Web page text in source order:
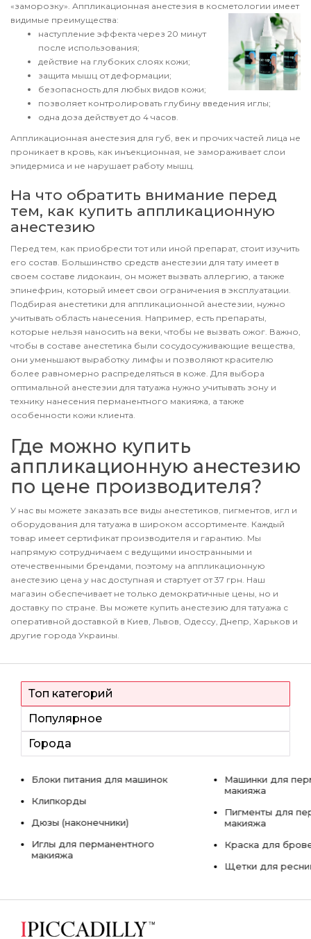
«заморозку». Аппликационная анестезия в косметологии имеет
видимые преимущества:
наступление эффекта через 20 минут
после использования;
действие на глубоких слоях кожи;
защита мышц от деформации;
безопасность для любых видов кожи;
позволяет контролировать глубину введения иглы;
одна доза действует до 4 часов.
Аппликационная анестезия для губ, век и прочих частей лица не
проникает в кровь, как инъекционная, не замораживает слои
эпидермиса и не нарушает работу мышц.
На что обратить внимание перед
тем, как купить аппликационную
анестезию
Перед тем, как приобрести тот или иной препарат, стоит изучить
его состав. Большинство средств анестезии для тату имеет в
своем составе лидокаин, он может вызвать аллергию, а также
эпинефрин, который имеет свои ограничения в эксплуатации.
Подбирая анестетики для аппликационной анестезии, нужно
учитывать область нанесения. Например, есть препараты,
которые нельзя наносить на веки, чтобы не вызвать ожог. Важно,
чтобы в составе анестетика были сосудосуживающие вещества,
они уменьшают выработку лимфы и позволяют красителю
более равномерно распределяться в коже. Для выбора
оптимальной анестезии для татуажа нужно учитывать зону и
технику нанесения перманентного макияжа, а также
особенности кожи клиента.
Где можно купить
аппликационную анестезию
по цене производителя?
У нас вы можете заказать все виды анестетиков, пигментов, игл и
оборудования для татуажа в широком ассортименте. Каждый
товар имеет сертификат производителя и гарантию. Мы
напрямую сотрудничаем с ведущими иностранными и
отечественными брендами, поэтому на аппликационную
анестезию цена у нас доступная и стартует от 37 грн. Наш
магазин обеспечивает не только демократичные цены, но и
доставку по стране. Вы можете купить анестезию для татуажа с
оперативной доставкой в Киев, Львов, Одессу, Днепр, Харьков и
другие города Украины.
Топ категорий
Популярное
Города
Блоки питания для машинок
Клипкорды
Дюзы (наконечники)
Иглы для перманентного
макияжа
Машинки для
макияжа
Пигменты для
макияжа
Краска для
Щетки для